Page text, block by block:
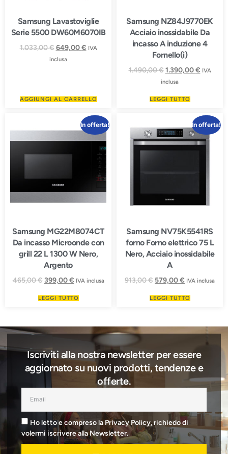
Samsung Lavastoviglie
Serie 5500 DW60M6070IB
1.033,00€ 649,00€ IVA
inclusa
AGGIUNGI AL CARRELLO
Samsung NZ84J9770EK
Acciaio inossidabile Da
incasso A induzione 4
Fornello(i)
1.490,00€ 1.390,00€ IVA
inclusa
LEGGI TUTTO
In offerta!
Samsung MG22M8074CT
Da incasso Microonde con
grill 22 L 1300 W Nero,
Argento
465,00€ 399,00€ IVA inclusa
LEGGI TUTTO
In offerta!
Samsung NV75K5541RS
forno Forno elettrico 75 L
Nero, Acciaio inossidabile
A
913,00€ 579,00€ IVA inclusa
LEGGI TUTTO
Iscriviti alla nostra newsletter per essere
aggiornato su nuovi prodotti, tendenze e
offerte.
Ho letto e compreso la Privacy Policy, richiedo di
volermi iscrivere alla Newsletter.